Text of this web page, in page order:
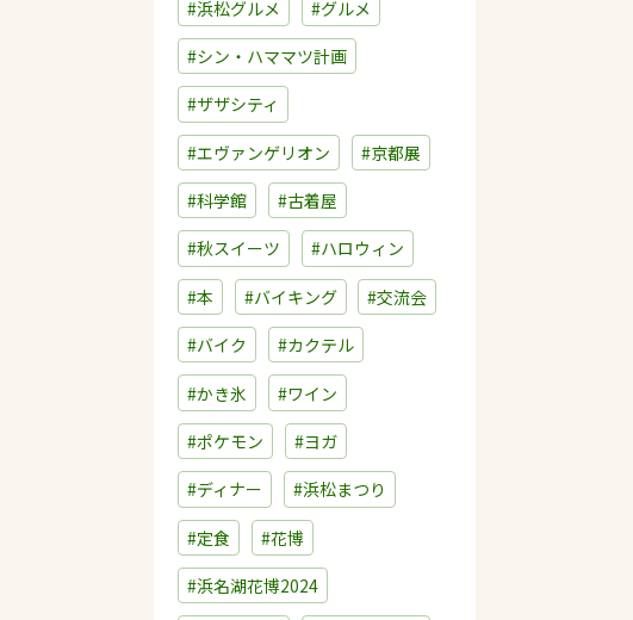
#浜松グルメ #グルメ
#シン・ハママツ計画
#ザザシティ
#エヴァンゲリオン #京都展
#科学館 #古着屋
#秋スイーツ #ハロウィン
#本 #バイキング #交流会
#バイク #カクテル
#かき氷 #ワイン
#ポケモン #ヨガ
#ディナー #浜松まつり
#定食 #花博
#浜名湖花博2024